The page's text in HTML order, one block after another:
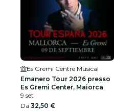
Es Gremi Centre Musical
Emanero Tour 2026 presso
Es Gremi Center, Maiorca
9 set
Da 32,50 €